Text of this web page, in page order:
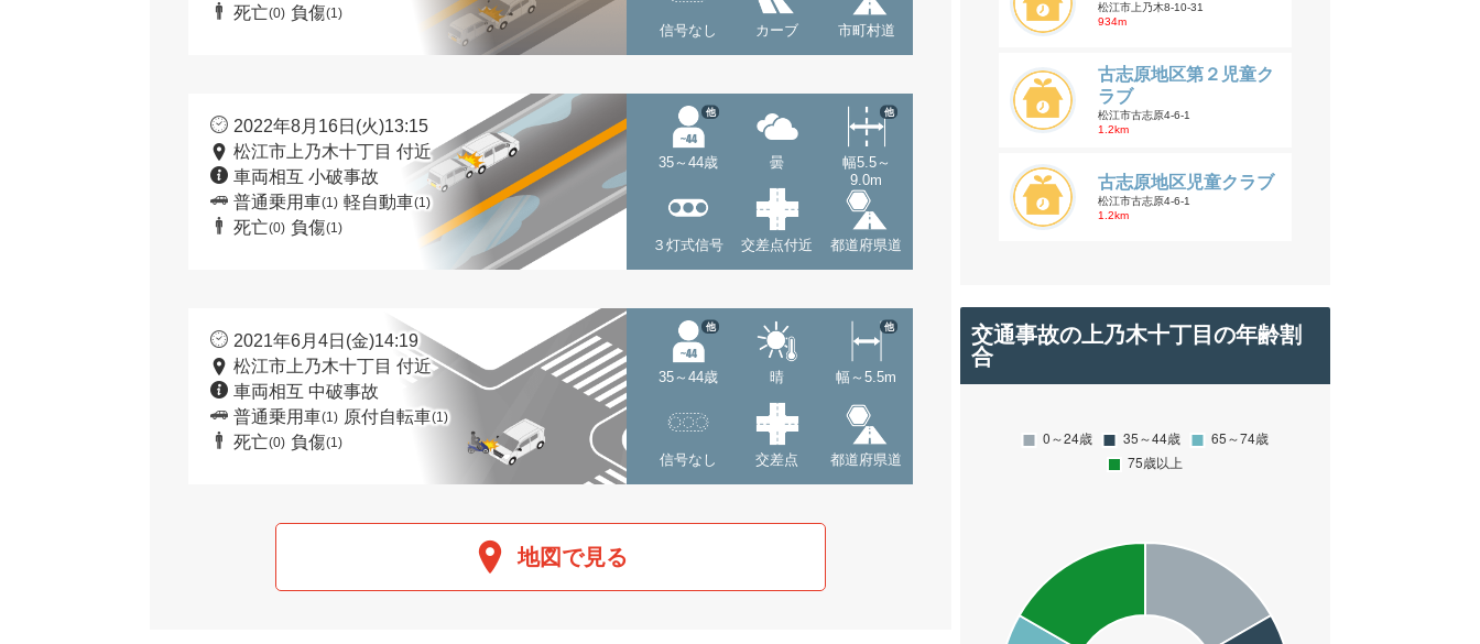
死亡(0) 負傷(1)
信号なし カーブ 市町村道
2022年8月16日(火)13:15
松江市上乃木十丁目 付近
車両相互 小破事故
普通乗用車(1) 軽自動車(1)
死亡(0) 負傷(1)
35～44歳
他
曇
幅5.5～
9.0m
他
３灯式信号 交差点付近 都道府県道
2021年6月4日(金)14:19
松江市上乃木十丁目 付近
車両相互 中破事故
普通乗用車(1) 原付自転車(1)
死亡(0) 負傷(1)
35～44歳
他
晴 幅～5.5m
他
信号なし 交差点 都道府県道
地図で見る
松江市上乃木8-10-31
934m
古志原地区第２児童ク
ラブ
松江市古志原4-6-1
1.2km
古志原地区児童クラブ
松江市古志原4-6-1
1.2km
交通事故の上乃木十丁目の年齢割
合